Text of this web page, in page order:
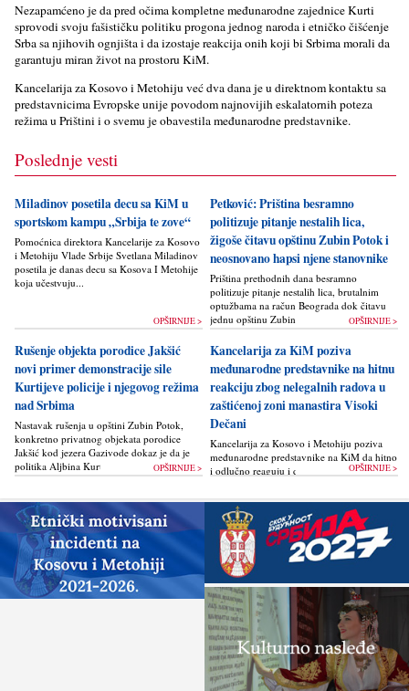
Nezapamćeno je da pred očima kompletne međunarodne zajednice Kurti
sprovodi svoju fašističku politiku progona jednog naroda i etničko čišćenje
Srba sa njihovih ognjišta i da izostaje reakcija onih koji bi Srbima morali da
garantuju miran život na prostoru KiM.
Kancelarija za Kosovo i Metohiju već dva dana je u direktnom kontaktu sa
predstavnicima Evropske unije povodom najnovijih eskalatornih poteza
režima u Prištini i o svemu je obavestila međunarodne predstavnike.
Poslednje vesti
Miladinov posetila decu sa KiM u
sportskom kampu „Srbija te zove“
Pomoćnica direktora Kancelarije za Kosovo
i Metohiju Vlade Srbije Svetlana Miladinov
posetila je danas decu sa Kosova I Metohije
koja učestvuju...
OPŠIRNIJE >
Petković: Priština besramno
politizuje pitanje nestalih lica,
žigoše čitavu opštinu Zubin Potok i
neosnovano hapsi njene stanovnike
Priština prethodnih dana besramno
politizuje pitanje nestalih lica, brutalnim
optužbama na račun Beograda dok čitavu
jednu opštinu Zubin Potok žigoše...OPŠIRNIJE >
Rušenje objekta porodice Jakšić
novi primer demonstracije sile
Kurtijeve policije i njegovog režima
nad Srbima
Nastavak rušenja u opštini Zubin Potok,
konkretno privatnog objekata porodice
Jakšić kod jezera Gazivode dokaz je da je
politika Alјbina Kurtija...
OPŠIRNIJE >
Kancelarija za KiM poziva
međunarodne predstavnike na hitnu
reakciju zbog nelegalnih radova u
zaštićenoj zoni manastira Visoki
Dečani
Kancelarija za Kosovo i Metohiju poziva
međunarodne predstavnike na KiM da hitno
i odlučno reaguju i da bez odlaganja
građevinskih...
OPŠIRNIJE >